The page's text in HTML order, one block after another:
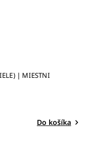
(BIELE) | MIESTNI
Detail